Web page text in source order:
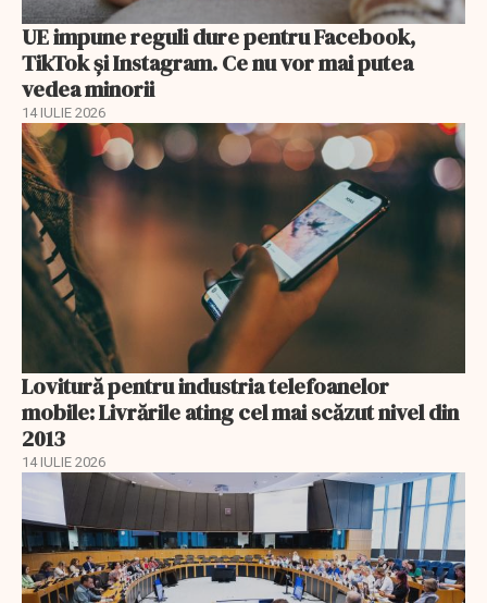
UE impune reguli dure pentru Facebook,
TikTok și Instagram. Ce nu vor mai putea
vedea minorii
14 IULIE 2026
Lovitură pentru industria telefoanelor
mobile: Livrările ating cel mai scăzut nivel din
2013
14 IULIE 2026